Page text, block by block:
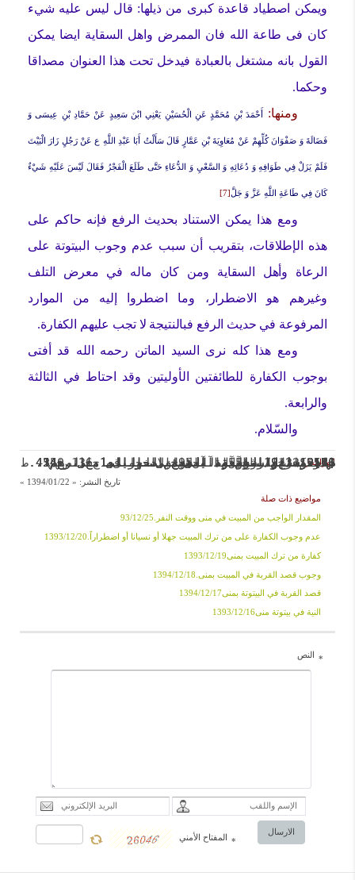
ويمكن اصطياد قاعدة كبرى من ذيلها: قال ليس عليه شيء
کان فی طاعة الله فان الممرض واهل السقاية ايضا يمکن
القول بانه مشتغل بالعبادة فيدخل تحت هذا العنوان مصداقا
وحکما.
ومنها:
أَحْمَدَ بْنِ مُحَمَّدٍ عَنِ الْحُسَيْنِ يَعْنِي ابْنَ سَعِيدٍ عَنْ حَمَّادِ بْنِ عِيسَى وَ
فَضَالَةَ وَ صَفْوَانَ كُلِّهِمْ عَنْ مُعَاوِيَةَ بْنِ عَمَّارٍ قَالَسَأَلْتُ أَبَا عَبْدِ اللَّهِ ع عَنْ رَجُلٍ زَارَ الْبَيْتَ
فَلَمْ يَزَلْ فِي طَوَافِهِ‏ وَ دُعَائِهِ وَ السَّعْيِ وَ الدُّعَاءِ حَتَّى طَلَعَ الْفَجْرُ فَقَالَ لَيْسَ عَلَيْهِ شَيْ‏ءٌ
كَانَ فِي طَاعَةِ اللَّهِ عَزَّ وَ جَلَّ [7]
ومع هذا يمكن الاستناد بحديث الرفع فإنه حاكم على
هذه الإطلاقات، بتقريب أن سبب عدم وجوب البيتوتة على
الرعاة وأهل السقاية ومن كان ماله في معرض التلف
وغيرهم هو الاضطرار، وما اضطروا إليه من الموارد
المرفوعة في حديث الرفع فبالنتيجة لا تجب عليهم الكفارة.
ومع هذا كله نرى السيد الماتن رحمه الله قد أفتى
بوجوب الكفارة للطائفتين الأوليتين وقد احتاط في الثالثة
والرابعة.
والسّلام.
الهوامش:
[1] تحرير الوسيلة، الامام الخمينی، ج1، ص455.
[2] مستند الشيعة، المحقق النراقی، ج13، ص43.
[3] کشف اللثام، المحقق الاصفهانی، ج6، ص240، ط جامعة المدرسين.
[4] مائده/سوره5، آيه95.
[5] وسائل الشيعة، الشيخ الحر العاملی، ج14، ص252، ابواب العود الی منی، الباب1، الرقم19122، ح5، ط آل البيت.
[6] وسائل الشيعة، الشيخ الحر العاملی، ج14، ص254، ابواب العود الی منی، الباب1، الرقم 19126، ح9، ط آل البيت.
[7] وسائل الشيعة، الشيخ الحر العاملی، ج14، ص255، ابواب العود الی منی، الباب1، الرقم 19130، ح13، ط آل البيت.
تاريخ النشر: « 1394/01/22 »
مواضيع ذات صلة
المقدار الواجب من المبيت في منى ووقت النفر.93/12/25
عدم وجوب الكفارة على من ترك المبيت جهلا أو نسيانا أو اضطراراً.1393/12/20
كفارة من ترك المبيت بمنى1393/12/19
وجوب قصد القربة في المبيت بمنى.1394/12/18
قصد القربة في البيتوتة بمنى1394/12/17
النية في بيتوتة منى1393/12/16
* النص
الارسال
*
المفتاح الأمني